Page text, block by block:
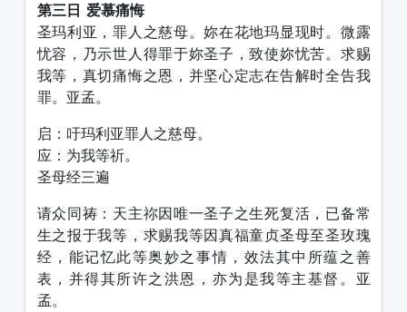
第三日 爱慕痛悔
圣玛利亚，罪人之慈母。妳在花地玛显现时。微露
忧容，乃示世人得罪于妳圣子，致使妳忧苦。求赐
我等，真切痛悔之恩，并坚心定志在告解时全告我
罪。亚孟。
启：吁玛利亚罪人之慈母。
应：为我等祈。
圣母经三遍
请众同祷：天主祢因唯一圣子之生死复活，已备常
生之报于我等，求赐我等因真福童贞圣母至圣玫瑰
经，能记忆此等奥妙之事情，效法其中所蕴之善
表，并得其所许之洪恩，亦为是我等主基督。亚
孟。